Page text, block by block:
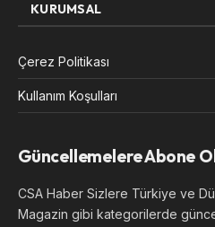
KURUMSAL
Çerez Politikası
Kullanım Koşulları
Güncellemelere Abone
CSA Haber Sizlere Türkiye ve
Magazin gibi kategorilerde